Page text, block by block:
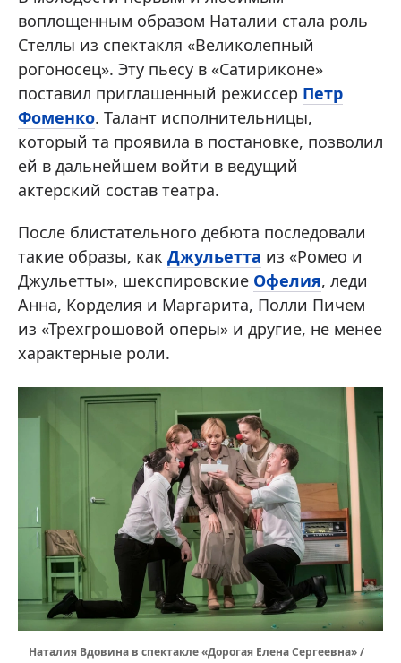
воплощенным образом Наталии стала роль
Стеллы из спектакля «Великолепный
рогоносец». Эту пьесу в «Сатириконе»
поставил приглашенный режиссер Петр
Фоменко. Талант исполнительницы,
который та проявила в постановке, позволил
ей в дальнейшем войти в ведущий
актерский состав театра.
После блистательного дебюта последовали
такие образы, как Джульетта из «Ромео и
Джульетты», шекспировские Офелия, леди
Анна, Корделия и Маргарита, Полли Пичем
из «Трехгрошовой оперы» и другие, не менее
характерные роли.
Наталия Вдовина в спектакле «Дорогая Елена Сергеевна» /